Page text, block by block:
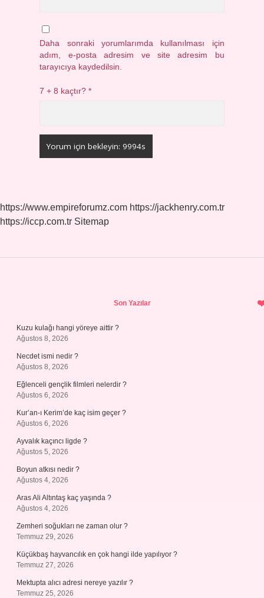
Daha sonraki yorumlarımda kullanılması için
adım, e-posta adresim ve site adresim bu
tarayıcıya kaydedilsin.
7 + 8 kaçtır?*
https://www.empireforumz.com https://jackhenry.com.tr
https://iccp.com.tr Sitemap
Son Yazılar
Kuzu kulağı hangi yöreye aittir ?
Ağustos 8, 2026
Necdet ismi nedir ?
Ağustos 8, 2026
Eğlenceli gençlik filmleri nelerdir ?
Ağustos 6, 2026
Kur’an-ı Kerim’de kaç isim geçer ?
Ağustos 6, 2026
Ayvalık kaçıncı ligde ?
Ağustos 5, 2026
Boyun atkısı nedir ?
Ağustos 4, 2026
Aras Ali Altıntaş kaç yaşında ?
Ağustos 4, 2026
Zemheri soğukları ne zaman olur ?
Temmuz 29, 2026
Küçükbaş hayvancılık en çok hangi ilde yapılıyor ?
Temmuz 27, 2026
Mektupta alıcı adresi nereye yazılır ?
Temmuz 25, 2026